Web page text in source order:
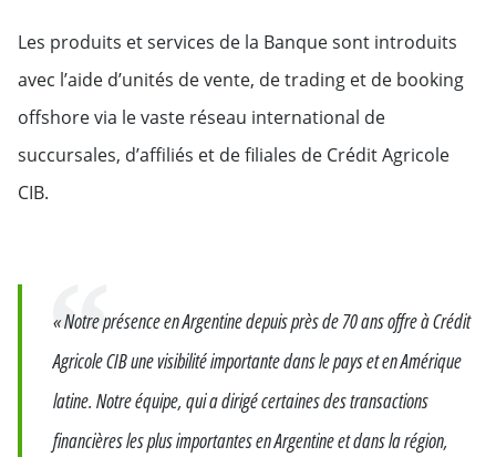
Les produits et services de la Banque sont introduits
avec l’aide d’unités de vente, de trading et de booking
offshore via le vaste réseau international de
succursales, d’affiliés et de filiales de Crédit Agricole
CIB.
« Notre présence en Argentine depuis près de 70 ans offre à Crédit
Agricole CIB une visibilité importante dans le pays et en Amérique
latine. Notre équipe, qui a dirigé certaines des transactions
financières les plus importantes en Argentine et dans la région,